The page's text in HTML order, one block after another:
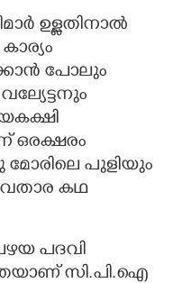
ഉള്ളതിനാൽ
പോലും
ഒരക്ഷരം
മോരിലെ പുളിയും
കഥ
പദവി
സി.പി.ഐ